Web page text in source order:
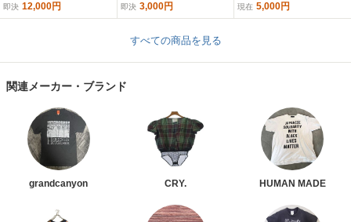
即決 12,000円 即決 3,000円 現在 5,000円
すべての商品を見る
関連メーカー・ブランド
grandcanyon CRY. HUMAN MADE